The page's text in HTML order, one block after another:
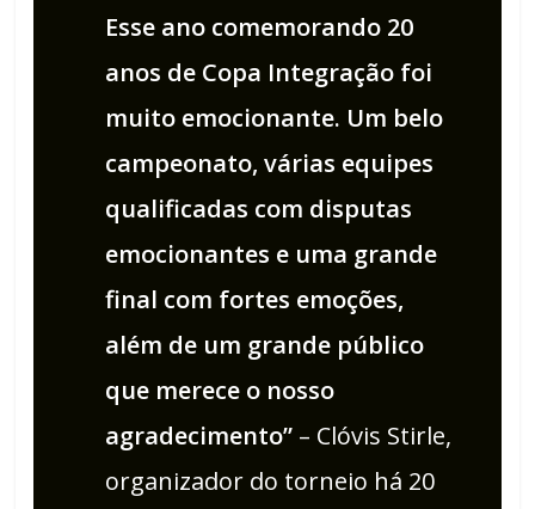
Esse ano comemorando 20
anos de Copa Integração foi
muito emocionante. Um belo
campeonato, várias equipes
qualificadas com disputas
emocionantes e uma grande
final com fortes emoções,
além de um grande público
que merece o nosso
agradecimento” – Clóvis Stirle,
organizador do torneio há 20